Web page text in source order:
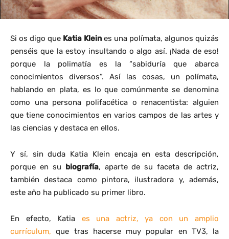
Si os digo que Katia Kleines una polímata, algunos quizás
penséis que la estoy insultando o algo así. ¡Nada de eso!
porque la polimatía es la “sabiduría que abarca
conocimientos diversos”. Así las cosas, un polímata,
hablando en plata, es lo que comúnmente se denomina
como una persona polifacética o renacentista: alguien
que tiene conocimientos en varios campos de las artes y
las ciencias y destaca en ellos.
Y sí, sin duda Katia Klein encaja en esta descripción,
porque en su biografía, aparte de su faceta de actriz,
también destaca como pintora, ilustradora y, además,
este año ha publicado su primer libro.
En efecto, Katia es una actriz, ya con un amplio
currículum, que tras hacerse muy popular en TV3, la